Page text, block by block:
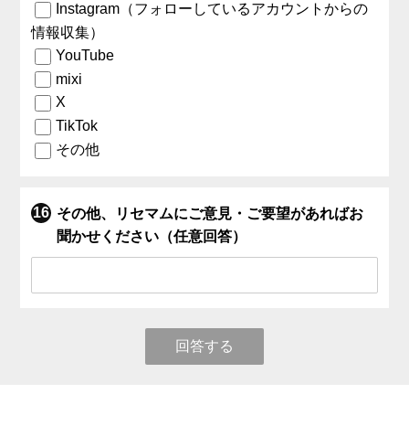
Instagram（フォローしているアカウントからの
情報収集）
YouTube
mixi
X
TikTok
その他
その他、リセマムにご意見・ご要望があればお
聞かせください（任意回答）
回答する